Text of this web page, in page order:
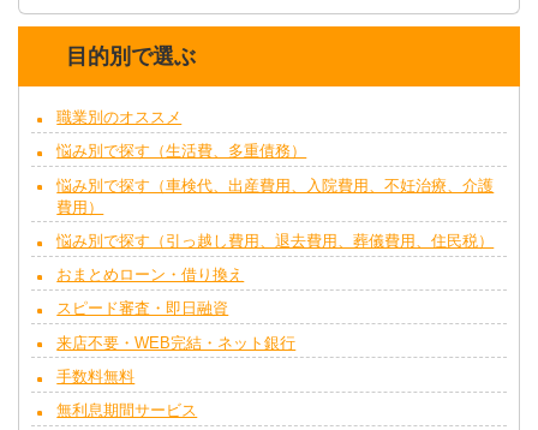
目的別で選ぶ
職業別のオススメ
悩み別で探す（生活費、多重債務）
悩み別で探す（車検代、出産費用、入院費用、不妊治療、介護
費用）
悩み別で探す（引っ越し費用、退去費用、葬儀費用、住民税）
おまとめローン・借り換え
スピード審査・即日融資
来店不要・WEB完結・ネット銀行
手数料無料
無利息期間サービス